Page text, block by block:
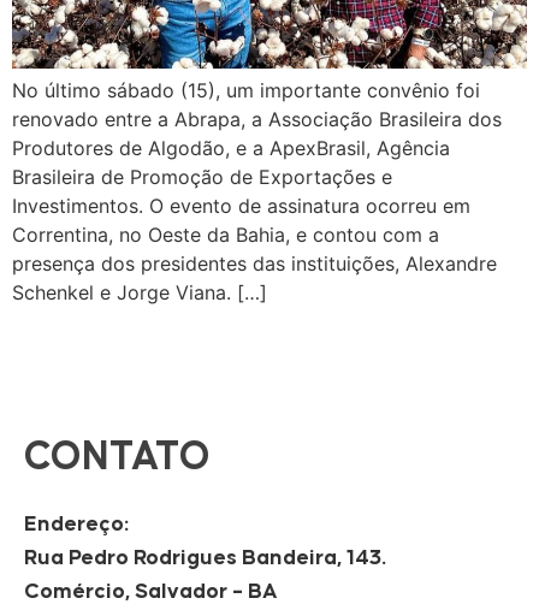
No último sábado (15), um importante convênio foi
renovado entre a Abrapa, a Associação Brasileira dos
Produtores de Algodão, e a ApexBrasil, Agência
Brasileira de Promoção de Exportações e
Investimentos. O evento de assinatura ocorreu em
Correntina, no Oeste da Bahia, e contou com a
presença dos presidentes das instituições, Alexandre
Schenkel e Jorge Viana. […]
CONTATO
Endereço:
Rua Pedro Rodrigues Bandeira, 143.
Comércio, Salvador – BA